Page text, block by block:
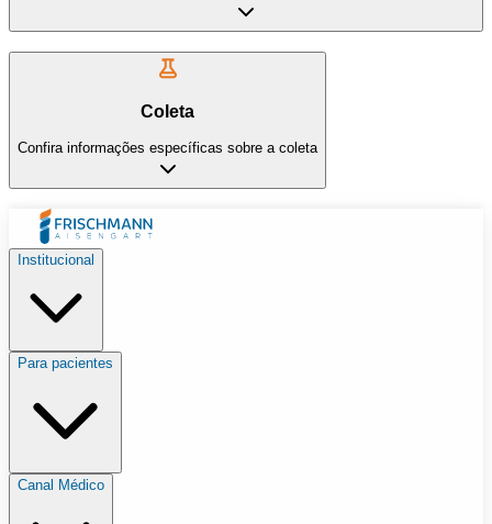
Coleta
Confira informações específicas sobre a coleta
Institucional
Para pacientes
Canal Médico